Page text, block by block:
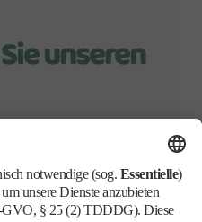
unseren
zur
Laufenden.